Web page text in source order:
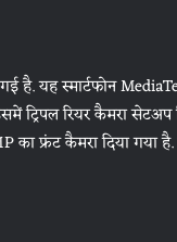
है. यह स्मार्टफोन
ट्रिपल रियर कैमरा सेटअप
फ्रंट कैमरा दिया गया